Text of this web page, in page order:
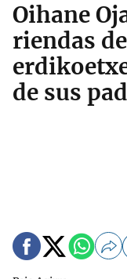
Oihane
riendas
de sus